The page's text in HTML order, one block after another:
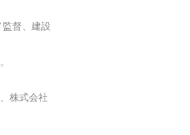
監督、建設
株式会社